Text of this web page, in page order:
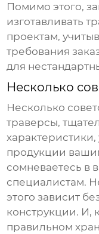
Помимо этого,
изготавливать
проектам,
требования
для
Несколько
Несколько
траверсы,
характеристики,
продукции
сомневаетесь в
специалистам.
этого зависит
конструкции. И,
правильном